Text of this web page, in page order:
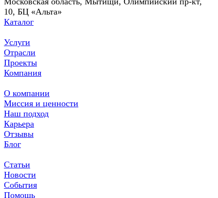
10, БЦ «Альта»
Каталог
Услуги
Отрасли
Проекты
Компания
О компании
Миссия и ценности
Наш подход
Карьера
Отзывы
Блог
Статьи
Новости
События
Помощь